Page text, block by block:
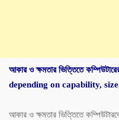
আকার ও ক্ষমতার ভিত্তিতে
depending on capability,
আকার ও ক্ষমতার ভিত্তিতে